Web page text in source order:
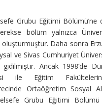
Grubu Eğitimi Bölümü’ne
bölüm yalnızca
oluşturmuştur. Daha sonra
ve Sivas Cumhuriyet
Ancak 1998’de
ile Eğitim
Ortaöğretim Sosyal
Grubu Eğitimi